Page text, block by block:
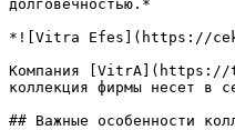
долговечностью.*
*![Vitra Efes](https://
Компания [VitrA](https://
коллекция фирмы несет в
## Важные особенности